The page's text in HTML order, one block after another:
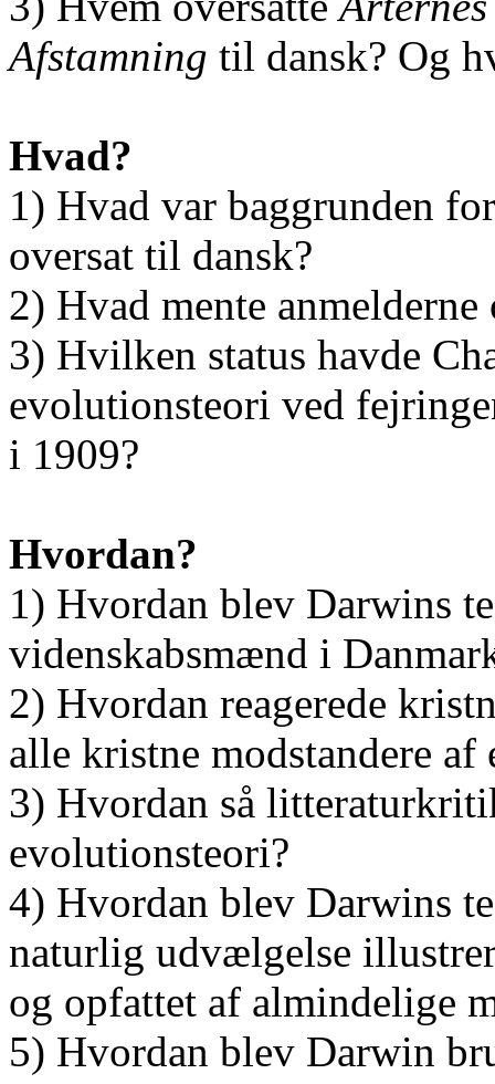
Afstamning til dansk? Og
Hvad?
1) Hvad var baggrunden
oversat til dansk?
2) Hvad mente
3) Hvilken status havde
evolutionsteori ved
i 1909?
Hvordan?
1) Hvordan blev Darwins
videnskabsmænd i
2) Hvordan reagerede
alle kristne modstandere
3) Hvordan så
evolutionsteori?
4) Hvordan blev Darwins
naturlig udvælgelse
og opfattet af almindelige
5) Hvordan blev Darwin